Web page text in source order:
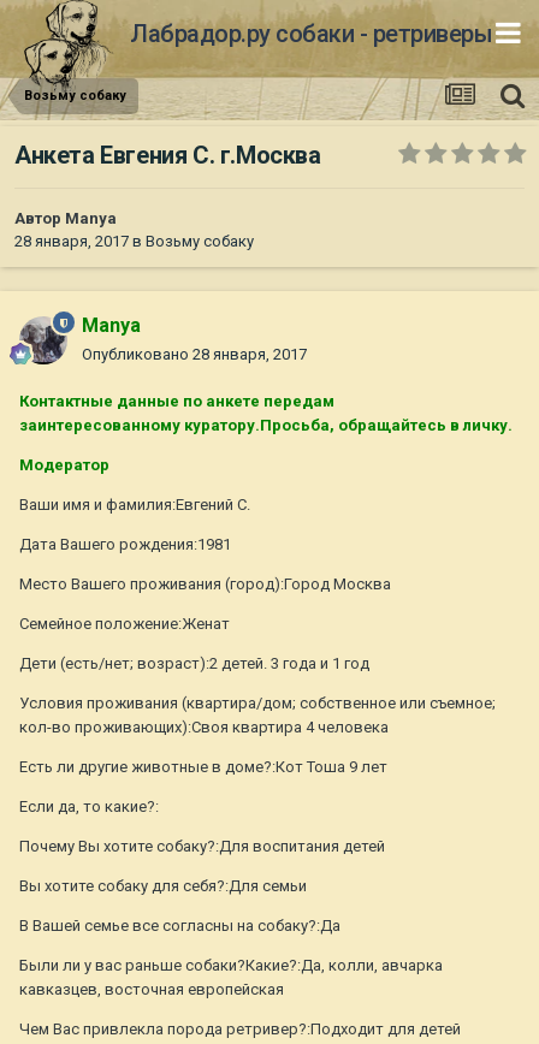
Лабрадор.ру собаки - ретриверы
Возьму собаку
Анкета Евгения С. г.Москва
Автор Manya
28 января, 2017 в Возьму собаку
Manya
Опубликовано 28 января, 2017
Контактные данные по анкете передам
заинтересованному куратору.Просьба, обращайтесь в личку.
Модератор
Ваши имя и фамилия:Евгений С.
Дата Вашего рождения:1981
Место Вашего проживания (город):Город Москва
Семейное положение:Женат
Дети (есть/нет; возраст):2 детей. 3 года и 1 год
Условия проживания (квартира/дом; собственное или съемное;
кол-во проживающих):Своя квартира 4 человека
Есть ли другие животные в доме?:Кот Тоша 9 лет
Если да, то какие?:
Почему Вы хотите собаку?:Для воспитания детей
Вы хотите собаку для себя?:Для семьи
В Вашей семье все согласны на собаку?:Да
Были ли у вас раньше собаки?Какие?:Да, колли, авчарка
кавказцев, восточная европейская
Чем Вас привлекла порода ретривер?:Подходит для детей